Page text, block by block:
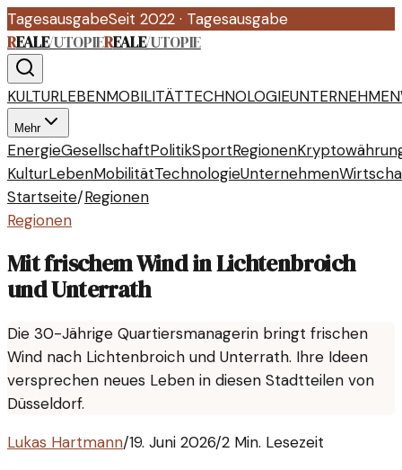
TagesausgabeSeit 2022 · Tagesausgabe
REALE/UTOPIEREALE/UTOPIE
KULTURLEBENMOBILITÄTTECHNOLOGIEUNTERNEHMEN
Mehr
EnergieGesellschaftPolitikSportRegionen
KulturLebenMobilitätTechnologieUnternehmen
Startseite/Regionen
Regionen
Mit frischem Wind in Lichtenbroich
und Unterrath
Die 30-Jährige Quartiersmanagerin bringt frischen
Wind nach Lichtenbroich und Unterrath. Ihre Ideen
versprechen neues Leben in diesen Stadtteilen von
Düsseldorf.
Lukas Hartmann/19. Juni 2026/2 Min. Lesezeit